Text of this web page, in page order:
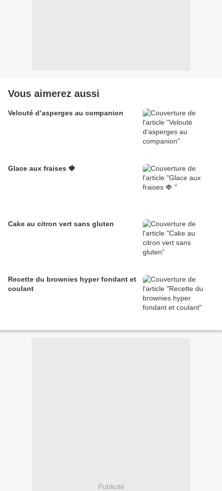
Vous aimerez aussi
Velouté d’asperges au companion
Glace aux fraises 🍓
Cake au citron vert sans gluten
Recette du brownies hyper fondant et
coulant
Publicité